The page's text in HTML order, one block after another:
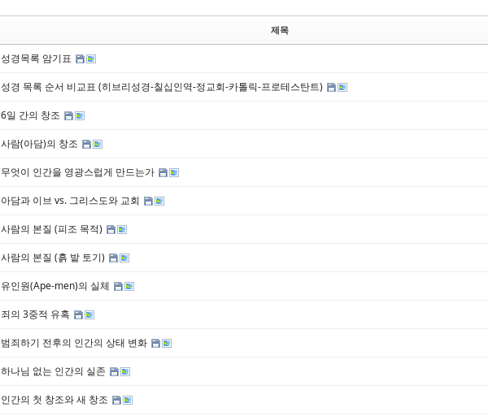
제목
성경목록 암기표
성경 목록 순서 비교표 (히브리성경-칠십인역-정교회-카톨릭-프로테스탄트)
6일 간의 창조
사람(아담)의 창조
무엇이 인간을 영광스럽게 만드는가
아담과 이브 vs. 그리스도와 교회
사람의 본질 (피조 목적)
사람의 본질 (흙 밭 토기)
유인원(Ape-men)의 실체
죄의 3중적 유혹
범죄하기 전후의 인간의 상태 변화
하나님 없는 인간의 실존
인간의 첫 창조와 새 창조